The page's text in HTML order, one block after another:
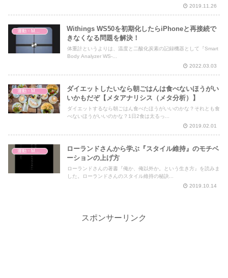
2019.11.26
Withings WS50を初期化したらiPhoneと再接続で
きなくなる問題を解決！
体重計というよりは、温度と二酸化炭素の記録機器として『Smart
Body Analyzer WS-...
2022.03.03
ダイエットしたいなら朝ごはんは食べないほうがい
いかもだぞ【メタアナリシス（メタ分析）】
ダイエットするなら朝ごはん食べたほうがいいのかな？それとも食
べないほうがいいのかな？1日2食は太るっ...
2019.02.01
ローランドさんから学ぶ『スタイル維持』のモチベ
ーションの上げ方
ローランドさんの著書『俺か、俺以外か。という生き方』を読みま
した。ローランドさんのスタイル維持の秘訣...
2019.10.14
スポンサーリンク